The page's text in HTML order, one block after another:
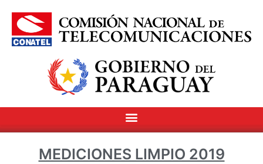
MEDICIONES LIMPIO 2019